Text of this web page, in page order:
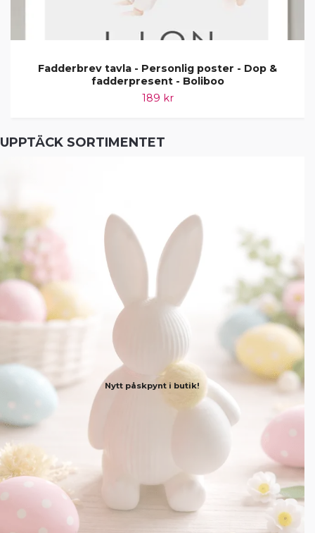
UPPTÄCK SORTIMENTET
Nytt påskpynt i butik!
Fadderbrev tavla - Personlig poster - Dop &
fadderpresent - Boliboo
189 kr